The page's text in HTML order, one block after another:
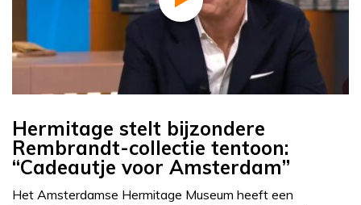
Hermitage stelt bijzondere
Rembrandt-collectie tentoon:
“Cadeautje voor Amsterdam”
Het Amsterdamse Hermitage Museum heeft een